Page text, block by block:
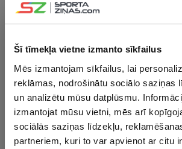
Šī tīmekļa vietne izmanto sīkfailus
Mēs izmantojam sīkfailus, lai
reklāmas, nodrošinātu sociālo saziņas
un analizētu mūsu datplūsmu.
izmantojat mūsu vietni, mēs arī
sociālās saziņas līdzekļu,
partneriem, kuri to var apvienot ar citu
View this post on Instagram